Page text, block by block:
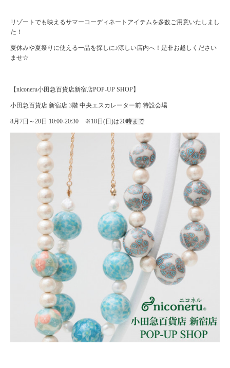
リゾートでも映えるサマーコーディネートアイテムを多数ご用意いたしまし
た！
夏休みや夏祭りに使える一品を探しに♪涼しい店内へ！是非お越しください
ませ☆
【niconeru小田急百貨店新宿店POP-UP SHOP】
小田急百貨店 新宿店 3階 中央エスカレーター前 特設会場
8月7日～20日 10:00-20:30 ※18日(日)は20時まで